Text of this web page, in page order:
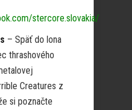
stercore.slovakia/
– Späť do lona
thrashového
Creatures z
si poznačte